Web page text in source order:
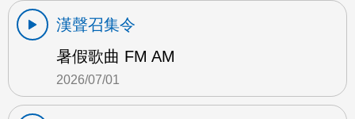
漢聲召集令
暑假歌曲 FM AM
2026/07/01